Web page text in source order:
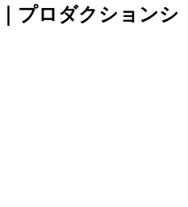
プロダクションシ